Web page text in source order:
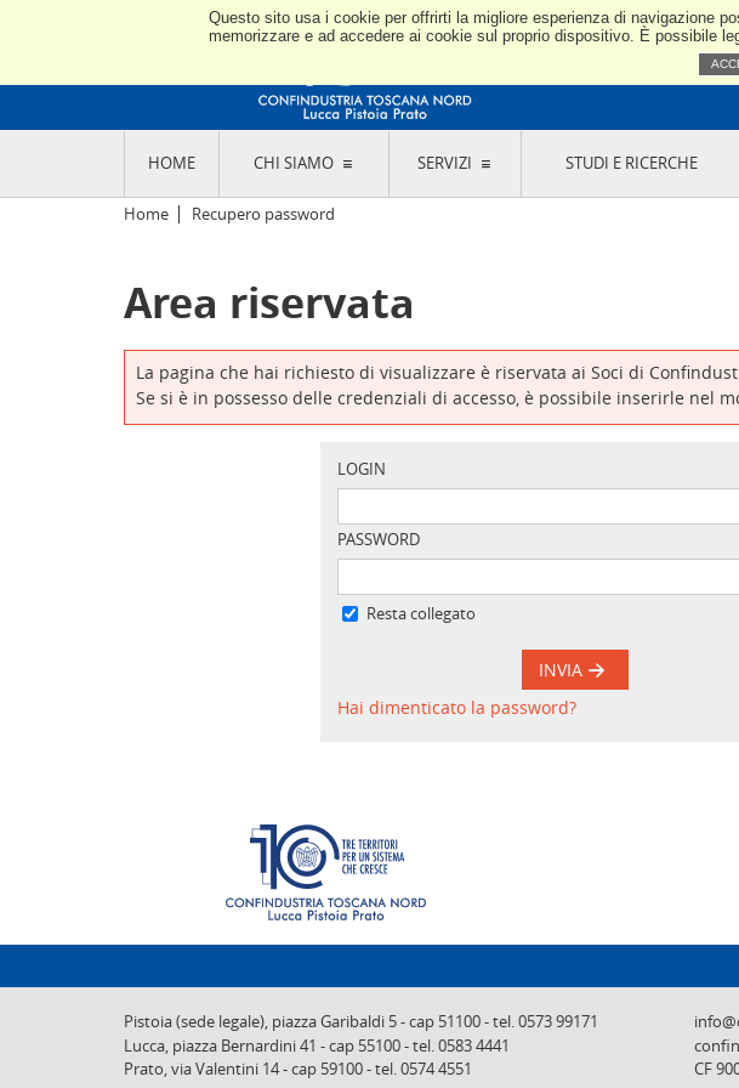
Questo sito usa i cookie per offrirti la migliore esperienza di navigazione
memorizzare e ad accedere ai cookie sul proprio dispositivo. È possibile
HOME CHI SIAMO
L'ASSOCIAZIONE
CODICE ETICO E DEI VALORI ASSOCIATIVI
TRASPARENZA CONTRIBUTI PUBBLICI
L'INDUSTRIA E IL TERRITORIO DI LUCCA,
PISTOIA E PRATO
SEDI E CONTATTI
ABOUT US
DESIGNAZIONE
ORGANI DI CONTROLLO
COMITATO PICCOLA
INDUSTRIA
SERVIZI STUDI E RICERCHE
Home Recupero password
Area riservata
La pagina che hai richiesto di visualizzare è riservata ai Soci di
Se si è in possesso delle credenziali di accesso, è possibile inserirle nel
LOGIN
PASSWORD
Resta collegato
INVIA
Hai dimenticato la password?
Pistoia (sede legale), piazza Garibaldi 5-cap 51100-tel. 0573 99171
Lucca, piazza Bernardini 41 -cap 55100-tel. 0583 4441
Prato,via Valentini 14-cap 59100-tel. 0574 4551
CF